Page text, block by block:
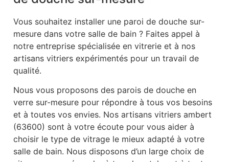
Vous souhaitez installer une paroi de douche sur-
mesure dans votre salle de bain ? Faites appel à
notre entreprise spécialisée en vitrerie et à nos
artisans vitriers expérimentés pour un travail de
qualité.
Nous vous proposons des parois de douche en
verre sur-mesure pour répondre à tous vos besoins
et à toutes vos envies. Nos artisans vitriers ambert
(63600) sont à votre écoute pour vous aider à
choisir le type de vitrage le mieux adapté à votre
salle de bain. Nous disposons d’un large choix de